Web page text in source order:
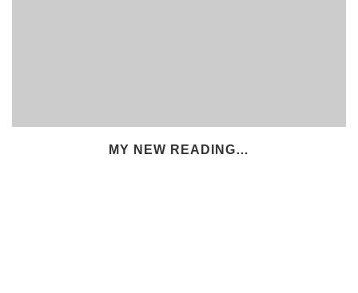
MY NEW READING…